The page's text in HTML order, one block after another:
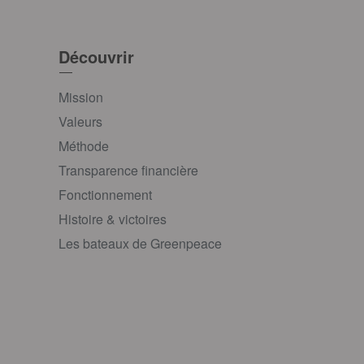
Découvrir
Mission
Valeurs
Méthode
Transparence financière
Fonctionnement
Histoire & victoires
Les bateaux de Greenpeace